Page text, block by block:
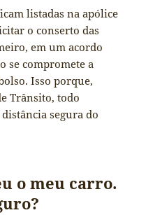
listadas na apólice
o conserto das
em um acordo
se compromete a
Isso porque,
Trânsito, todo
segura do
o meu carro.